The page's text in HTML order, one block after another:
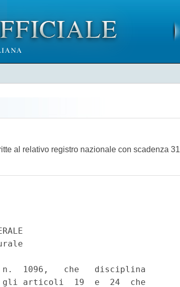
al relativo registro nazionale con scadenza 31